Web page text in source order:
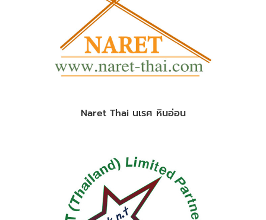
Naret Thai นเรศ หินอ่อน